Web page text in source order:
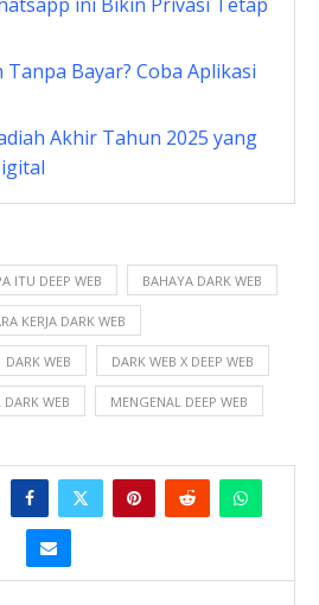
Tanpa Bayar? Coba Aplikasi
Akhir Tahun 2025 yang
ITU DEEP WEB BAHAYA DARK WEB
KERJA DARK WEB
DARK WEB DARK WEB X DEEP WEB
WEB MENGENAL DEEP WEB